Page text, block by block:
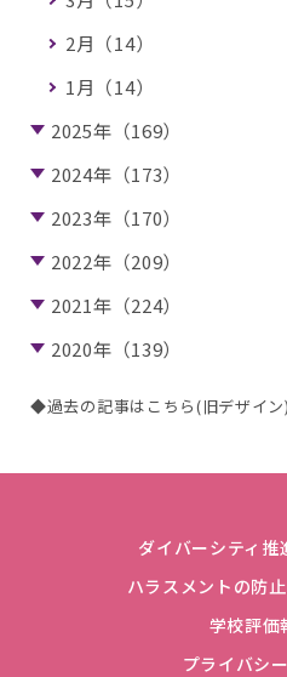
2月（14）
1月（14）
2025年（169）
2024年（173）
2023年（170）
2022年（209）
2021年（224）
2020年（139）
◆過去の記事はこちら(旧デザイン)
ダイバーシティ推
ハラスメントの防
学校評価
プライバシ